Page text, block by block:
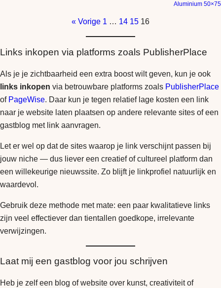
Aluminium 50×75
« Vorige 1 … 14 15 16
Links inkopen via platforms zoals PublisherPlace
Als je je zichtbaarheid een extra boost wilt geven, kun je ook
links inkopen via betrouwbare platforms zoals PublisherPlace
of PageWise. Daar kun je tegen relatief lage kosten een link
naar je website laten plaatsen op andere relevante sites of een
gastblog met link aanvragen.
Let er wel op dat de sites waarop je link verschijnt passen bij
jouw niche — dus liever een creatief of cultureel platform dan
een willekeurige nieuwssite. Zo blijft je linkprofiel natuurlijk en
waardevol.
Gebruik deze methode met mate: een paar kwalitatieve links
zijn veel effectiever dan tientallen goedkope, irrelevante
verwijzingen.
Laat mij een gastblog voor jou schrijven
Heb je zelf een blog of website over kunst, creativiteit of